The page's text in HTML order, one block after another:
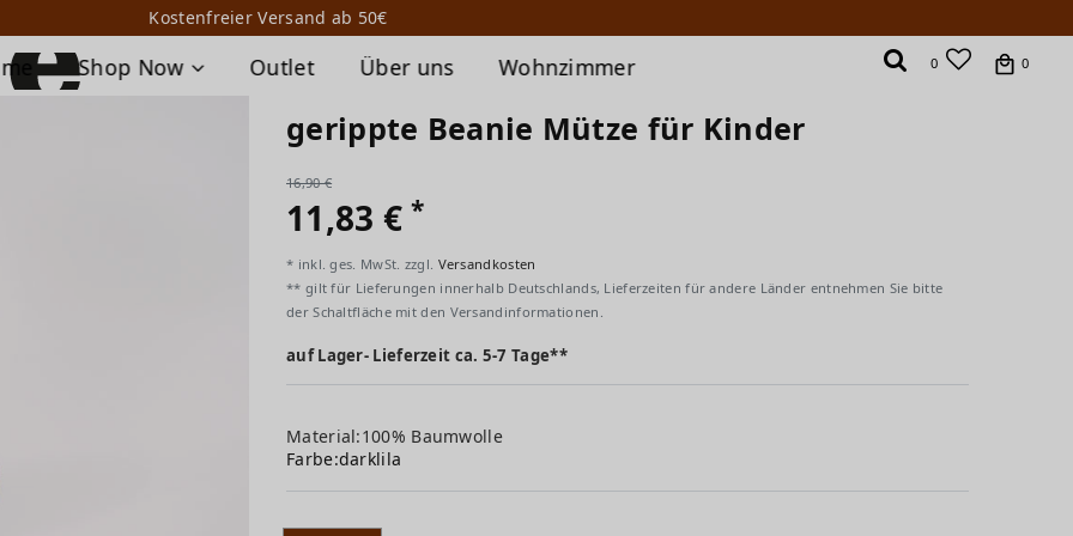
Kostenfreier Versand ab 50€
Shop Now Outlet Über uns Wohnzimmer 0 0
gerippte Beanie Mütze für Kinder
16,90 €
11,83 €*
* inkl. ges. MwSt. zzgl. Versandkosten
** gilt für Lieferungen innerhalb Deutschlands, Lieferzeiten für andere Länder entnehmen Sie bitte
der Schaltfläche mit den Versandinformationen.
auf Lager- Lieferzeit ca. 5-7 Tage**
Material:100% Baumwolle
Farbe:darklila